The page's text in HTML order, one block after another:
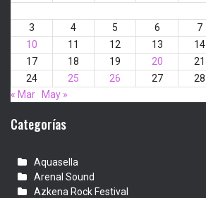
3
4 5 6 7
10
11 12 13 14
17
18 19 20 21
24
25 26 27 28
« Mar
May »
Categorías
Aquasella
Arenal Sound
Azkena Rock Festival